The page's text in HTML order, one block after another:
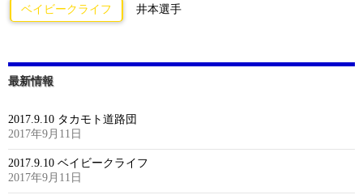
ベイビークライフ
井本選手
最新情報
2017.9.10 タカモト道路団
2017年9月11日
2017.9.10 ベイビークライフ
2017年9月11日